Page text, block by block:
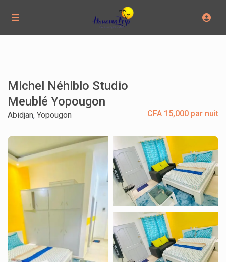
Michel Néhiblo Studio
Meublé Yopougon
CFA 15,000 par nuit
Abidjan,Yopougon